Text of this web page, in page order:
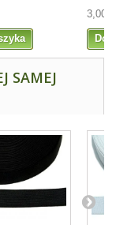
3,00
SAMEJ